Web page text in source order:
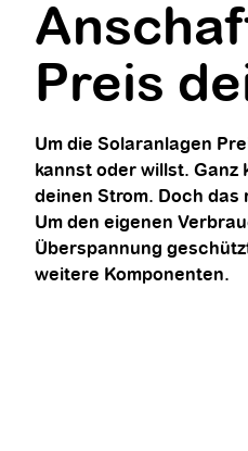
Preis
Um die Solaranlagen
kannst oder willst. Ganz
deinen Strom. Doch
Um den eigenen
Überspannung
weitere Komponenten.